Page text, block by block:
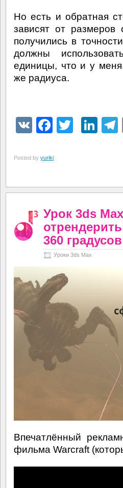
Но есть и обратная
зависят от размеров
получились в
должны
единицы, что и у
же радиуса.
VK Twitter
Posted by yuriki
Урок 3ds
360
Уроки 3ds Max
Впечатлённый
фильма Warcraft